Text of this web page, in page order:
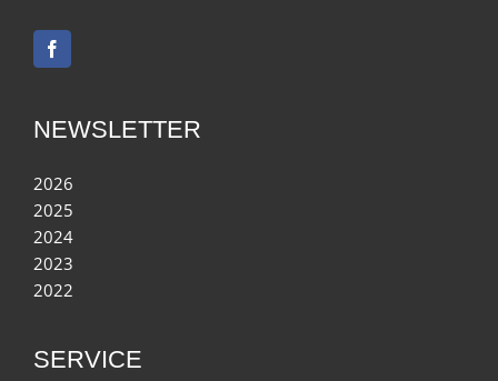
NEWSLETTER
2026
2025
2024
2023
2022
SERVICE